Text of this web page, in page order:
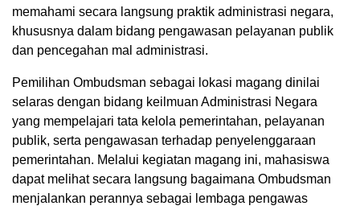
memahami secara langsung praktik administrasi negara,
khususnya dalam bidang pengawasan pelayanan publik
dan pencegahan mal administrasi.
Pemilihan Ombudsman sebagai lokasi magang dinilai
selaras dengan bidang keilmuan Administrasi Negara
yang mempelajari tata kelola pemerintahan, pelayanan
publik, serta pengawasan terhadap penyelenggaraan
pemerintahan. Melalui kegiatan magang ini, mahasiswa
dapat melihat secara langsung bagaimana Ombudsman
menjalankan perannya sebagai lembaga pengawas